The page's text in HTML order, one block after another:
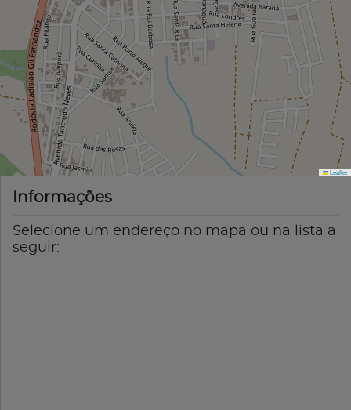
Leaflet
Informações
Selecione um endereço no mapa ou na lista a
seguir: